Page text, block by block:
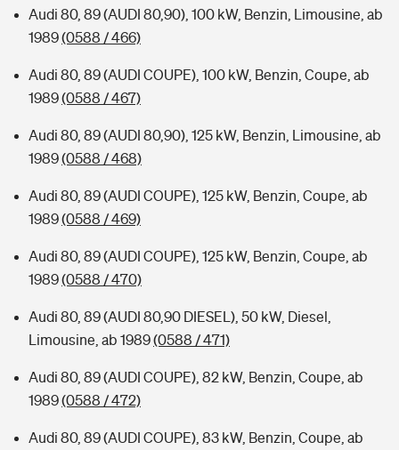
Audi 80, 89 (AUDI 80,90), 100 kW, Benzin, Limousine, ab
1989(0588 / 466)
Audi 80, 89 (AUDI COUPE), 100 kW, Benzin, Coupe, ab
1989(0588 / 467)
Audi 80, 89 (AUDI 80,90), 125 kW, Benzin, Limousine, ab
1989(0588 / 468)
Audi 80, 89 (AUDI COUPE), 125 kW, Benzin, Coupe, ab
1989(0588 / 469)
Audi 80, 89 (AUDI COUPE), 125 kW, Benzin, Coupe, ab
1989(0588 / 470)
Audi 80, 89 (AUDI 80,90 DIESEL), 50 kW, Diesel,
Limousine, ab 1989(0588 / 471)
Audi 80, 89 (AUDI COUPE), 82 kW, Benzin, Coupe, ab
1989(0588 / 472)
Audi 80, 89 (AUDI COUPE), 83 kW, Benzin, Coupe, ab